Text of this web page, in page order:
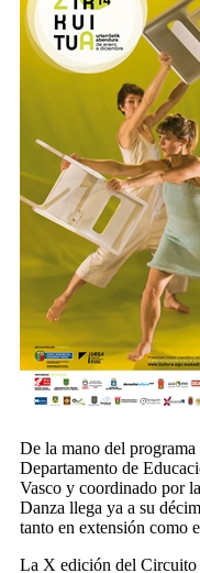
De la mano del programa
Departamento de
Vasco y coordinado por
Danza llega ya a su
tanto en extensión como
La X edición del Circuito